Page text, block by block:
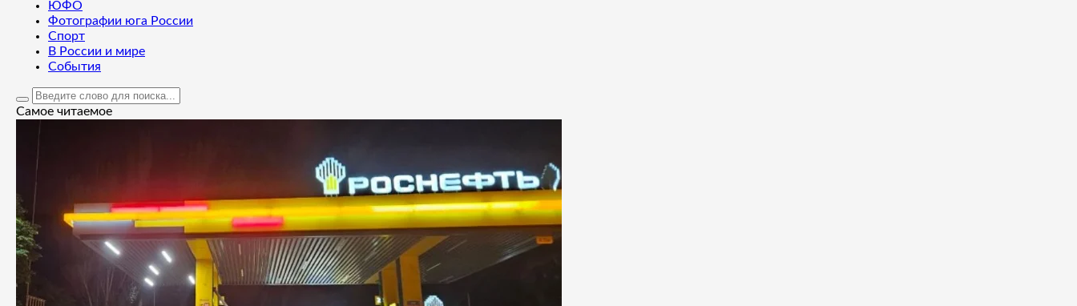
ЮФО
Фотографии юга России
Спорт
В России и мире
События
Самое читаемое